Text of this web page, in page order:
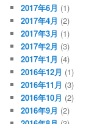
2017年6月 (1)
2017年4月 (2)
2017年3月 (1)
2017年2月 (3)
2017年1月 (4)
2016年12月 (1)
2016年11月 (3)
2016年10月 (2)
2016年9月 (2)